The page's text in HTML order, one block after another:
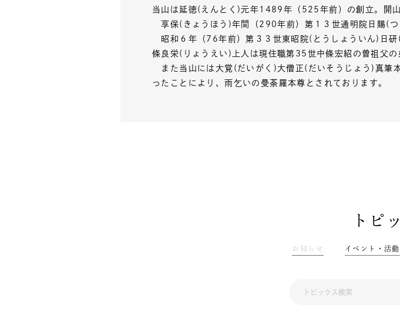
当山は延徳(えんとく)元年1489年（525年前）の創立。開
享保(きょうほう)年間（290年前）第１３世通明院日賜(つ
昭和６年（76年前）第３３世東昭院(とうしょういん)日
條良栄(りょうえい)上人は現住職第35世中條宏紹の曽祖父の
また当山には大覚(だいがく)大僧正(だいそうじょう)真筆
ったことにより、雨乞いの曼荼羅本尊とされております。
トピ
お知らせ イベント・活動